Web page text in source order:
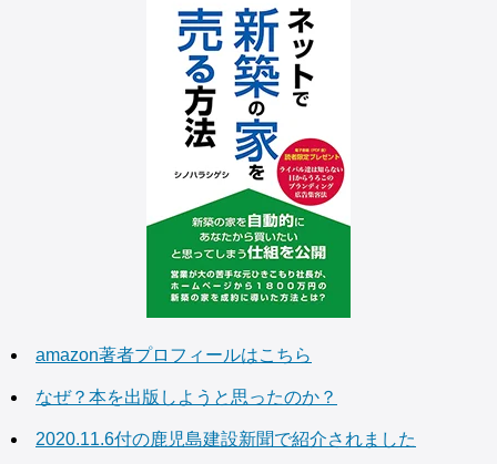
amazon著者プロフィールはこちら
なぜ？本を出版しようと思ったのか？
2020.11.6付の鹿児島建設新聞で紹介されました